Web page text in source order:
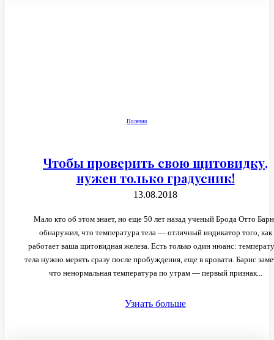
Полезно
Чтобы проверить свою щитовидку,
нужен только градусник!
13.08.2018
Мало кто об этом знает, но еще 50 лет назад ученый Брода Отто
обнаружил, что температура тела — отличный индикатор того, как
работает ваша щитовидная железа. Есть только один нюанс: температуру
тела нужно мерять сразу после пробуждения, еще в кровати. Барнс
что ненормальная температура по утрам — первый признак...
Узнать больше